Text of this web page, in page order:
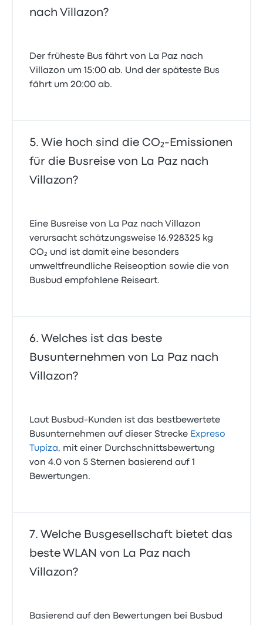
nach Villazon?
Der früheste Bus fährt von La Paz nach
Villazon um 15:00 ab. Und der späteste Bus
fährt um 20:00 ab.
Wie hoch sind die CO₂-Emissionen
für die Busreise von La Paz nach
Villazon?
Eine Busreise von La Paz nach Villazon
verursacht schätzungsweise 16.928325 kg
CO₂ und ist damit eine besonders
umweltfreundliche Reiseoption sowie die von
Busbud empfohlene Reiseart.
Welches ist das beste
Busunternehmen von La Paz nach
Villazon?
Laut Busbud-Kunden ist das bestbewertete
Busunternehmen auf dieser Strecke Expreso
Tupiza, mit einer Durchschnittsbewertung
von 4.0 von 5 Sternen basierend auf 1
Bewertungen.
Welche Busgesellschaft bietet das
beste WLAN von La Paz nach
Villazon?
Basierend auf den Bewertungen bei Busbud